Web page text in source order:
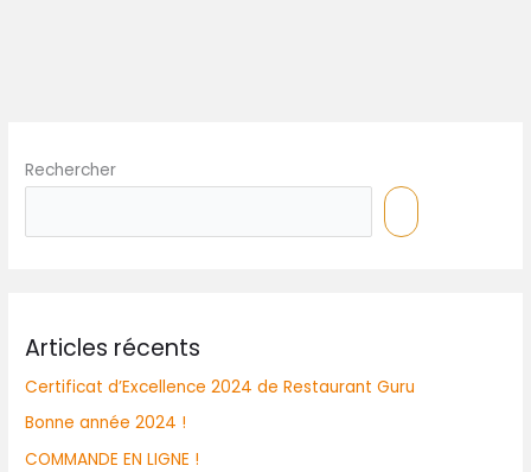
Rechercher
Articles récents
Certificat d’Excellence 2024 de Restaurant Guru
Bonne année 2024 !
COMMANDE EN LIGNE !